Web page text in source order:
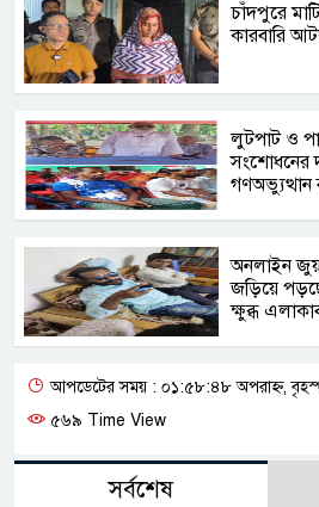
চাঁদপুরে
কারবারি
লুটপাট ও
সংশোধনের
গণঅভ্যুত্থান
অনলাইন
জড়িয়ে
ক্ষুব্ধ
আপডেটের সময় : ০১:৫৮:৪৮ অপরাহ্ন,
৫৬৯ Time View
সর্বশেষ